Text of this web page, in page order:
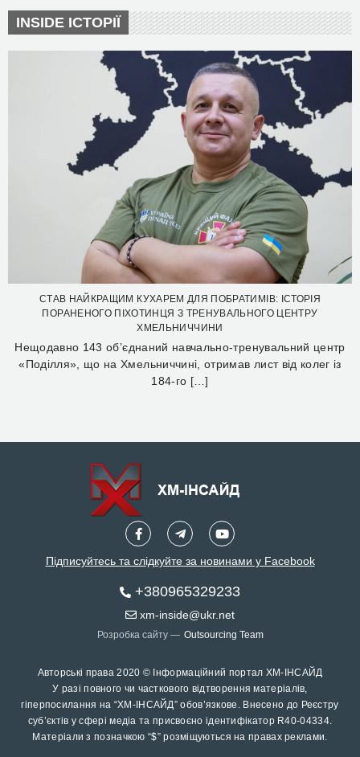
INSIDE ІСТОРІЇ
СТАВ НАЙКРАЩИМ КУХАРЕМ ДЛЯ ПОБРАТИМІВ: ІСТОРІЯ
ПОРАНЕНОГО ПІХОТИНЦЯ З ТРЕНУВАЛЬНОГО ЦЕНТРУ
ХМЕЛЬНИЧЧИНИ
Нещодавно 143 об’єднаний навчально-тренувальний центр
«Поділля», що на Хмельниччині, отримав лист від колег із
184-го […]
Підписуйтесь та слідкуйте за новинами у Facebook
+380965329233
xm-inside@ukr.net
Розробка сайту — Outsourcing Team
Авторські права 2020 © Інформаційний портал ХМ-ІНСАЙД
У разі повного чи часткового відтворення матеріалів,
гіперпосилання на “ХМ-ІНСАЙД” обов’язкове. Внесено до Реєстру
суб’єктів у сфері медіа та присвоєно ідентифікатор R40-04334.
Матеріали з позначкою “$” розміщуються на правах реклами.